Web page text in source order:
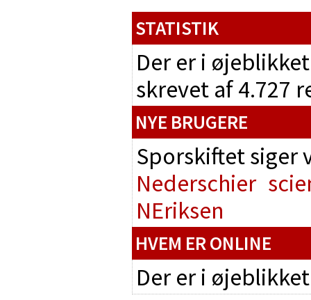
STATISTIK
Der er i
skrevet af 4.727
NYE BRUGERE
Sporskiftet
Nederschier
NEriksen
HVEM ER ONLINE
Der er i